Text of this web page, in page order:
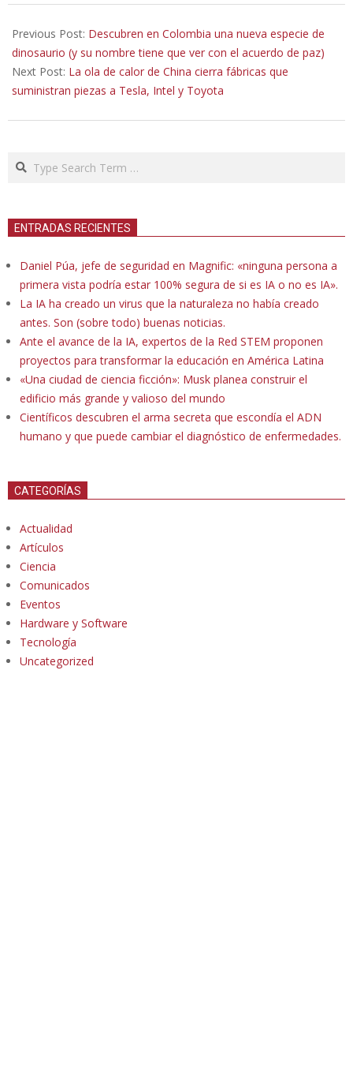
08-
17
Previous Post: Descubren en Colombia una nueva especie de
dinosaurio (y su nombre tiene que ver con el acuerdo de paz)
Next Post: La ola de calor de China cierra fábricas que
suministran piezas a Tesla, Intel y Toyota
Search
ENTRADAS RECIENTES
Daniel Púa, jefe de seguridad en Magnific: «ninguna persona a
primera vista podría estar 100% segura de si es IA o no es IA».
La IA ha creado un virus que la naturaleza no había creado
antes. Son (sobre todo) buenas noticias.
Ante el avance de la IA, expertos de la Red STEM proponen
proyectos para transformar la educación en América Latina
«Una ciudad de ciencia ficción»: Musk planea construir el
edificio más grande y valioso del mundo
Científicos descubren el arma secreta que escondía el ADN
humano y que puede cambiar el diagnóstico de enfermedades.
CATEGORÍAS
Actualidad
Artículos
Ciencia
Comunicados
Eventos
Hardware y Software
Tecnología
Uncategorized